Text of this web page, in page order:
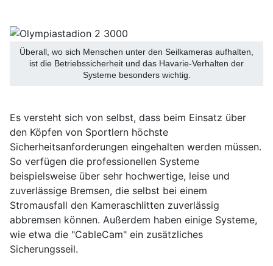
Überall, wo sich Menschen unter den Seilkameras aufhalten,
ist die Betriebssicherheit und das Havarie-Verhalten der
Systeme besonders wichtig.
Es versteht sich von selbst, dass beim Einsatz über
den Köpfen von Sportlern höchste
Sicherheitsanforderungen eingehalten werden müssen.
So verfügen die professionellen Systeme
beispielsweise über sehr hochwertige, leise und
zuverlässige Bremsen, die selbst bei einem
Stromausfall den Kameraschlitten zuverlässig
abbremsen können. Außerdem haben einige Systeme,
wie etwa die "CableCam" ein zusätzliches
Sicherungsseil.